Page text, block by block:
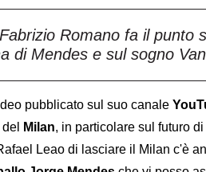
Romano fa il punto
di Mendes e sul sogno
pubblicato sul suo canale
Milan, in particolare sul futuro di
Leao di lasciare il Milan c'è